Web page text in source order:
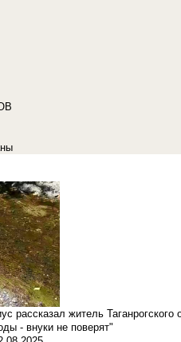
рассказал житель Таганрогского
- внуки не поверят"